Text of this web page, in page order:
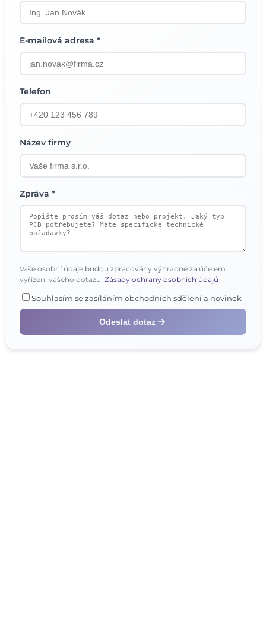
E-mailová adresa *
Telefon
Název firmy
Zpráva *
Vaše osobní údaje budou zpracovány výhradně za účelem
vyřízení vašeho dotazu. Zásady ochrany osobních údajů
Souhlasím se zasíláním obchodních sdělení a novinek
Odeslat dotaz